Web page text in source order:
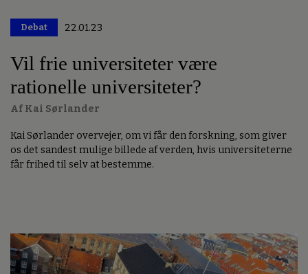
Debat 22.01.23
Vil frie universiteter være
rationelle universiteter?
Af Kai Sørlander
Kai Sørlander overvejer, om vi får den forskning, som giver
os det sandest mulige billede af verden, hvis universiteterne
får frihed til selv at bestemme.